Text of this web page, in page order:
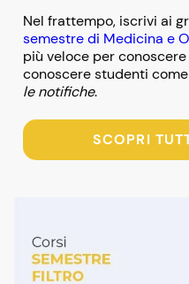
Nel frattempo, iscrivi ai
semestre di Medicina e
più veloce per
conoscere studenti
le notifiche.
SCOPRI